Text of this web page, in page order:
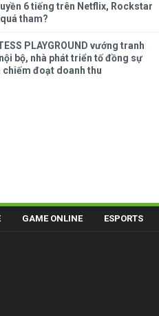
6 tiếng trên Netflix, Rockstar
tham?
PLAYGROUND vướng tranh
bộ, nhà phát triển tố đồng sự
chiếm đoạt doanh thu
GAME ONLINE ESPORTS